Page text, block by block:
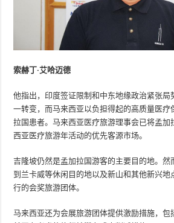
索赫丁·艾哈迈德
他指出，印度签证限制和中东地缘政治紧张局
一转变，而马来西亚以负担得起的高质量医疗
拉国患者。马来西亚医疗旅游理事会已将孟加
西亚医疗旅游年活动的优先客源市场。
吉隆坡仍然是孟加拉国游客的主要目的地。然
到兰卡威等休闲目的地以及新山和其他新兴地
行的会奖旅游团体。
马来西亚还为会展旅游团体提供激励措施，包